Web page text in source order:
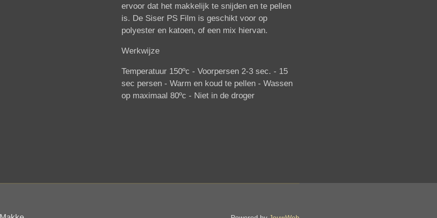
ervoor dat het makkelijk te snijden en te pellen
is. De Siser PS Film is geschikt voor op
polyester en katoen, of een mix hiervan.
Werkwijze
Temperatuur 150ºc - Voorpersen 2-3 sec. - 15
sec persen - Warm en koud te pellen - Wassen
op maximaal 80ºc - Niet in de droger